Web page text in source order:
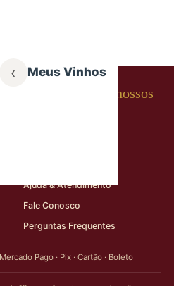
‹ Meus Vinhos
apaixonados por nossos
Ajuda & Atendimento
Fale Conosco
Perguntas Frequentes
Pago · Pix · Cartão · Boleto